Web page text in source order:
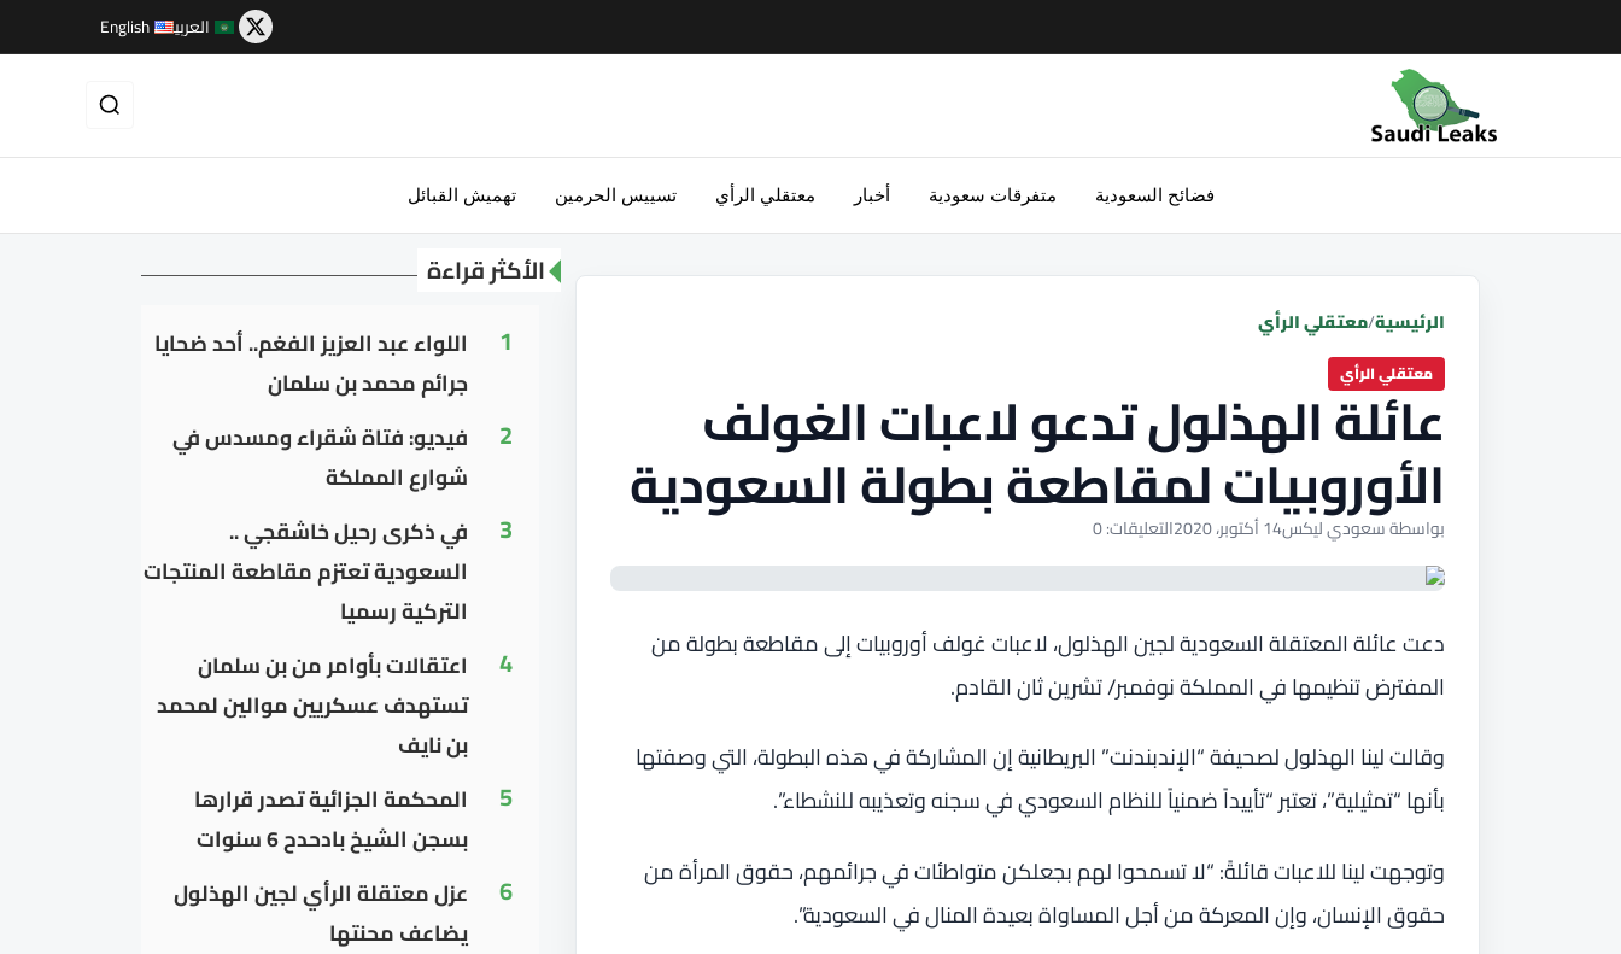
العربية English
فضائح السعودية متفرقات سعودية أخبار معتقلي الرأي تسييس الحرمين تهميش القبائل
الرئيسية/معتقلي الرأي
معتقلي الرأي
عائلة الهذلول تدعو لاعبات الغولف
الأوروبيات لمقاطعة بطولة السعودية
بواسطة سعودي ليكس14 أكتوبر، 2020 التعليقات: 0
دعت عائلة المعتقلة السعودية لجين الهذلول، لاعبات غولف أوروبيات إلى مقاطعة بطولة من
المفترض تنظيمها في المملكة نوفمبر/ تشرين ثان القادم.
وقالت لينا الهذلول لصحيفة “الإندبندنت” البريطانية إن المشاركة في هذه البطولة، التي وصفتها
بأنها “تمثيلية”، تعتبر “تأييداً ضمنياً للنظام السعودي في سجنه وتعذيبه للنشطاء”.
وتوجهت لينا للاعبات قائلةً: “لا تسمحوا لهم بجعلكن متواطئات في جرائمهم، حقوق المرأة من
حقوق الإنسان، وإن المعركة من أجل المساواة بعيدة المنال في السعودية”.
الأكثر قراءة
1
اللواء عبد العزيز الفغم.. أحد ضحايا
جرائم محمد بن سلمان
2
فيديو: فتاة شقراء ومسدس في
شوارع المملكة
3
في ذكرى رحيل خاشقجي ..
السعودية تعتزم مقاطعة المنتجات
التركية رسميا
4
اعتقالات بأوامر من بن سلمان
تستهدف عسكريين موالين لمحمد
بن نايف
5
المحكمة الجزائية تصدر قرارها
بسجن الشيخ بادحدح 6 سنوات
6
عزل معتقلة الرأي لجين الهذلول
يضاعف محنتها